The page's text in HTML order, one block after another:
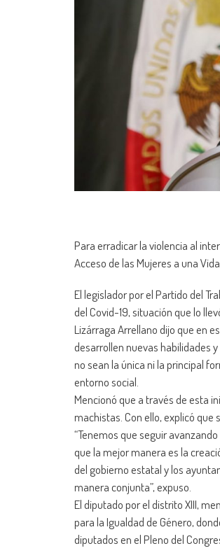
Para erradicar la violencia al
Acceso de las Mujeres a una
El legislador por el Partido del
del Covid-19, situación que lo
Lizárraga Arrellano dijo que en
desarrollen nuevas habilidades
no sean la única ni la principal
entorno social.
Mencionó que a través de esta
machistas. Con ello, explicó
“Tenemos que seguir
que la mejor manera es la
del gobierno estatal y los
manera conjunta”, expuso.
El diputado por el distrito XIII,
para la Igualdad de Género,
diputados en el Pleno del